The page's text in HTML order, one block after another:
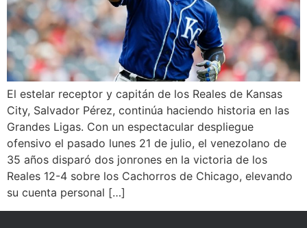
El estelar receptor y capitán de los Reales de Kansas
City, Salvador Pérez, continúa haciendo historia en las
Grandes Ligas. Con un espectacular despliegue
ofensivo el pasado lunes 21 de julio, el venezolano de
35 años disparó dos jonrones en la victoria de los
Reales 12-4 sobre los Cachorros de Chicago, elevando
su cuenta personal […]